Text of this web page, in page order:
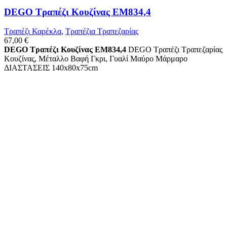
DEGO Τραπέζι Κουζίνας ΕΜ834,4
Τραπέζι Καρέκλα, Τραπέζια Τραπεζαρίας
67,00 €
DEGO Τραπέζι Κουζίνας ΕΜ834,4 DEGO Τραπέζι Τραπεζαρίας
Κουζίνας, Μέταλλο Βαφή Γκρι, Γυαλί Μαύρο Μάρμαρο
ΔΙΑΣΤΑΣΕΙΣ 140x80x75cm